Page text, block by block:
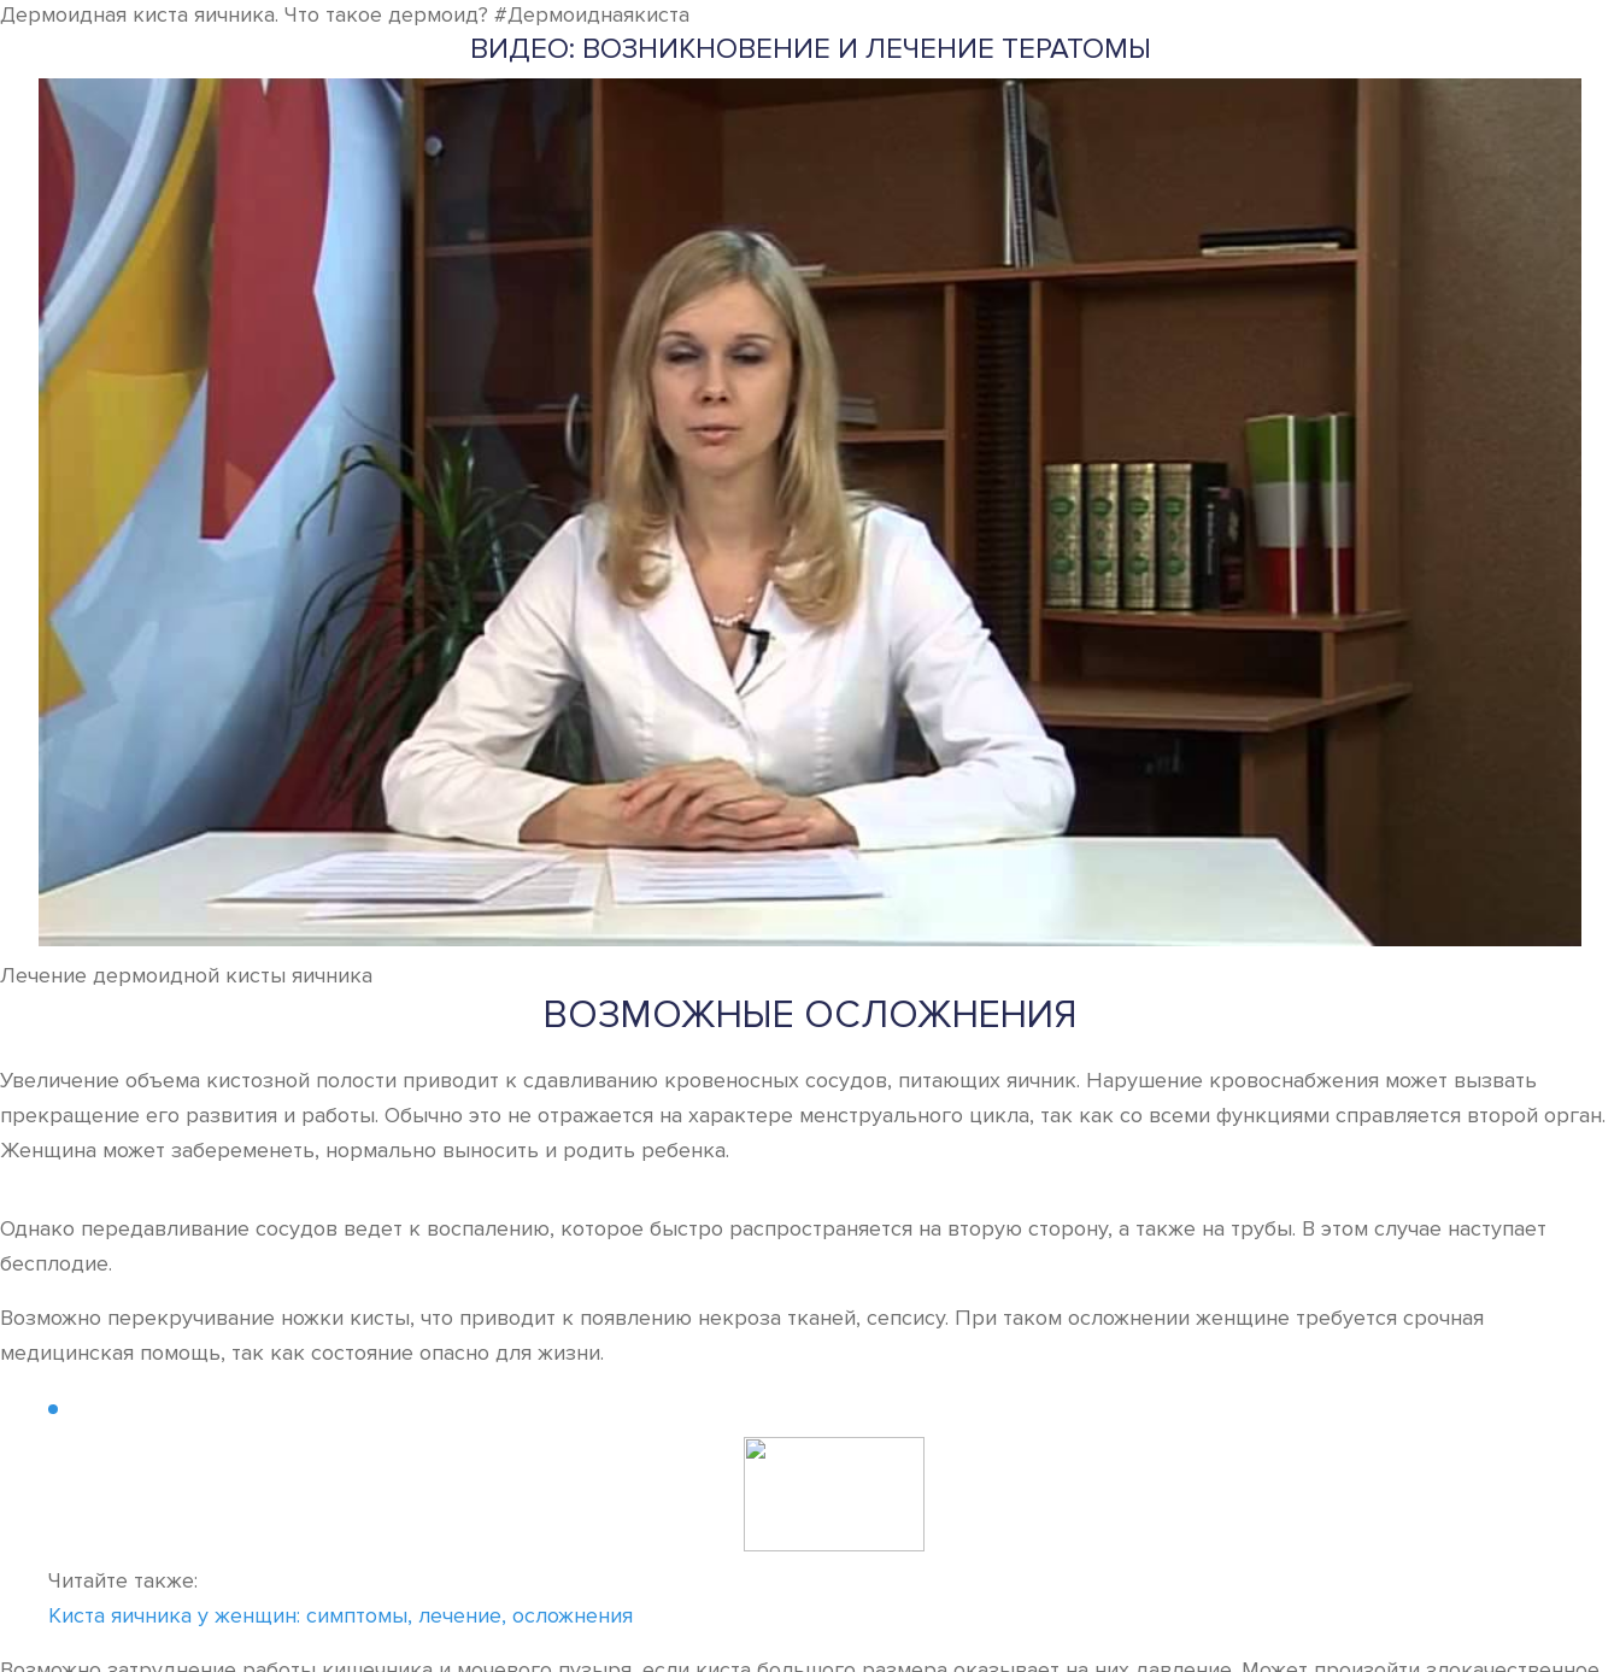
Дермоидная киста яичника. Что такое дермоид? #Дермоиднаякиста
ВИДЕО: ВОЗНИКНОВЕНИЕ И ЛЕЧЕНИЕ ТЕРАТОМЫ
Лечение дермоидной кисты яичника
ВОЗМОЖНЫЕ ОСЛОЖНЕНИЯ
Увеличение объема кистозной полости приводит к сдавливанию кровеносных сосудов, питающих яичник. Нарушение кровоснабжения может вызвать
прекращение его развития и работы. Обычно это не отражается на характере менструального цикла, так как со всеми функциями справляется второй орган.
Женщина может забеременеть, нормально выносить и родить ребенка.
Однако передавливание сосудов ведет к воспалению, которое быстро распространяется на вторую сторону, а также на трубы. В этом случае наступает
бесплодие.
Возможно перекручивание ножки кисты, что приводит к появлению некроза тканей, сепсису. При таком осложнении женщине требуется срочная
медицинская помощь, так как состояние опасно для жизни.
Читайте также:
Киста яичника у женщин: симптомы, лечение, осложнения